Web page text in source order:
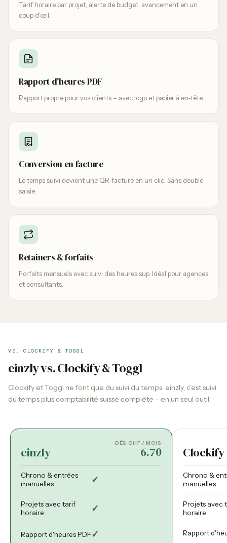
Tarif horaire par projet, alerte de budget, avancement en un
coup d'œil.
Rapport d'heures PDF
Rapport propre pour vos clients – avec logo et papier à en-tête.
Conversion en facture
Le temps suivi devient une QR-facture en un clic. Sans double
saisie.
Retainers & forfaits
Forfaits mensuels avec suivi des heures sup. Idéal pour agences
et consultants.
VS. CLOCKIFY & TOGGL
einzly vs. Clockify & Toggl
Clockify et Toggl ne font que du suivi du temps. einzly, c'est suivi
du temps plus comptabilité suisse complète – en un seul outil.
einzly
DÈS CHF / MOIS
6.70
Chrono & entrées
manuelles
✓
Projets avec tarif
horaire
✓
Rapport d'heures PDF✓
Clockify
Chrono &
manuelles
Projets avec
horaire
Rapport